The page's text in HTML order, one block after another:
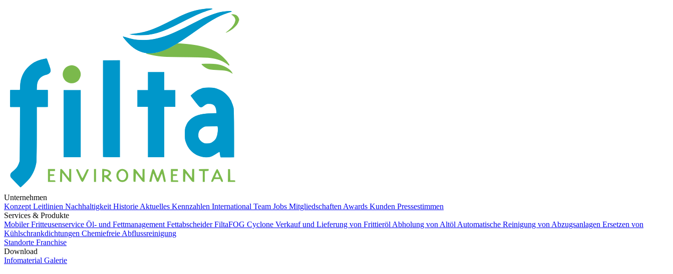
Unternehmen
Konzept Leitlinien Nachhaltigkeit Historie Aktuelles Kennzahlen International Team Jobs Mitgliedschaften Awards Kunden Pressestimmen
Services & Produkte
Mobiler Fritteusenservice Öl- und Fettmanagement Fettabscheider FiltaFOG Cyclone Verkauf und Lieferung von Frittieröl Abholung von Altöl Automatische Reinigung von Abzugsanlagen Ersetzen von
Kühlschrankdichtungen Chemiefreie Abflussreinigung
Standorte Franchise
Download
Infomaterial Galerie